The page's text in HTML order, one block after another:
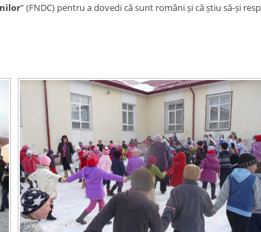
” (FNDC) pentru a dovedi că sunt români și că știu să-și